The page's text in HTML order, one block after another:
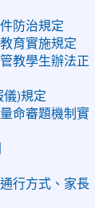
防治規定
育實施規定
教學生辦法正
儀)規定
命審題機制實
行方式、家長